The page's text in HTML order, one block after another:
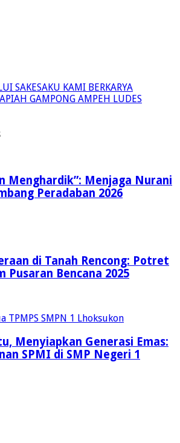
SAKESAKU KAMI BERKARYA
GAMPONG AMPEH LUDES
Menghardik”: Menjaga Nurani
Peradaban 2026
di Tanah Rencong: Potret
Pusaran Bencana 2025
Menyiapkan Generasi Emas:
SPMI di SMP Negeri 1